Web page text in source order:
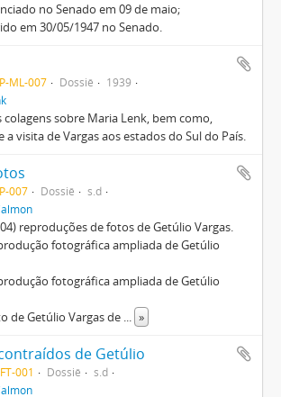
no Senado em 09 de maio;
em 30/05/1947 no Senado.
ML-007 Dossiê
1939
colagens sobre Maria Lenk, bem como,
visita de Vargas aos estados do Sul do País.
007 Dossiê
s.d
reproduções de fotos de Getúlio Vargas.
fotográfica ampliada de Getúlio
fotográfica ampliada de Getúlio
de Getúlio Vargas de ... »
de Getúlio
001 Dossiê
s.d